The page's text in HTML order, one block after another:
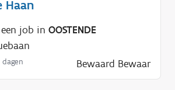
Haan
job in OOSTENDE
Bewaard Bewaar